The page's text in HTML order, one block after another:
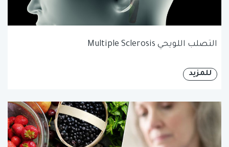
التصلب اللويحي Multiple Sclerosis
للمزيد